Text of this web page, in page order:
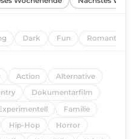
Dark Fun Romantic
Action
Alternative
Dokumentarfilm
Familie
Hip-Hop
Horror